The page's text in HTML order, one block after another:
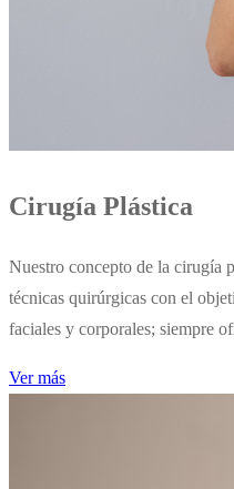
Cirugía Plástica
Nuestro concepto de la cirugía
técnicas quirúrgicas con el
faciales y corporales; siempre
Ver más